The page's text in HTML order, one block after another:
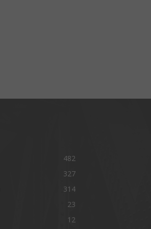
482
327
314
23
12